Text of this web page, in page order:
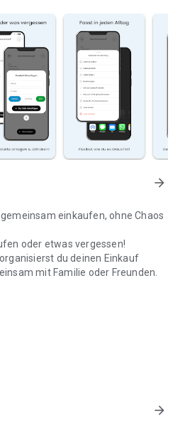
arrow_forward
einkaufen, ohne Chaos
oder etwas vergessen!
du deinen Einkauf
mit Familie oder Freunden.
in Echtzeit: Alle sehen
in Sekunden erstellen und
arrow_forward